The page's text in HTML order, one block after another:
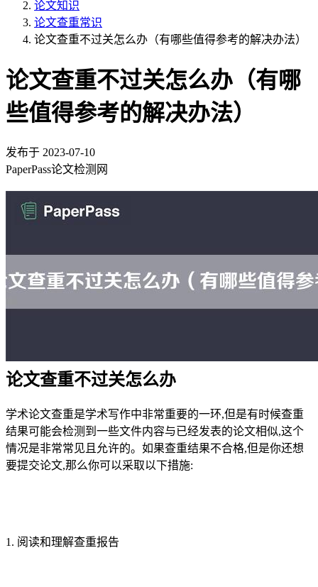
论文知识
论文查重常识
论文查重不过关怎么办（有哪些值得参考的解决办法）
论文查重不过关怎么办（有哪
些值得参考的解决办法）
发布于 2023-07-10
PaperPass论文检测网
论文查重不过关怎么办
学术论文查重是学术写作中非常重要的一环,但是有时候查重
结果可能会检测到一些文件内容与已经发表的论文相似,这个
情况是非常常见且允许的。如果查重结果不合格,但是你还想
要提交论文,那么你可以采取以下措施:
1. 阅读和理解查重报告